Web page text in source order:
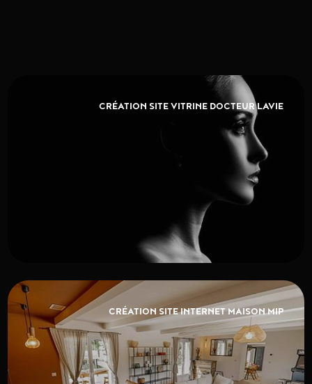
CRÉATION SITE VITRINE DOCTEUR LAVIE
CRÉATION SITE INTERNET MAISON MIP